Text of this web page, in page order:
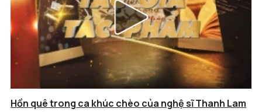
Hồn quê trong ca khúc chèo của nghệ sĩ Thanh Lam